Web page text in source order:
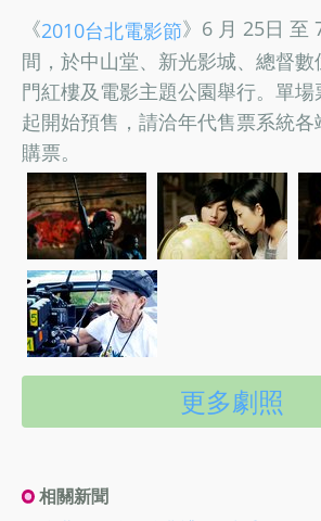
《2010台北電影節》6 月 25日 至
間，於中山堂、新光影城、總督
門紅樓及電影主題公園舉行。單
起開始預售，請洽年代售票系統各
購票。
更多劇照
相關新聞